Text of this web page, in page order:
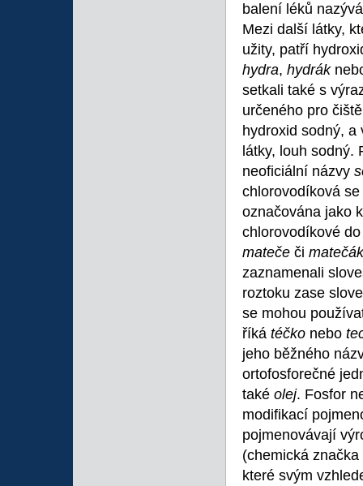
balení léků
Mezi další látky,
užity, patří
hydra, hydrák
setkali také s
určeného pro
hydroxid sodný,
látky, louh sodný.
neoficiální názvy
chlorovodíková
označována jako
chlorovodíkové
mateče či
zaznamenali
roztoku zase
se mohou
říká téčko nebo
jeho běžného
ortofosforečné
také olej. Fosfor
modifikací
pojmenovávají
(chemická
které svým